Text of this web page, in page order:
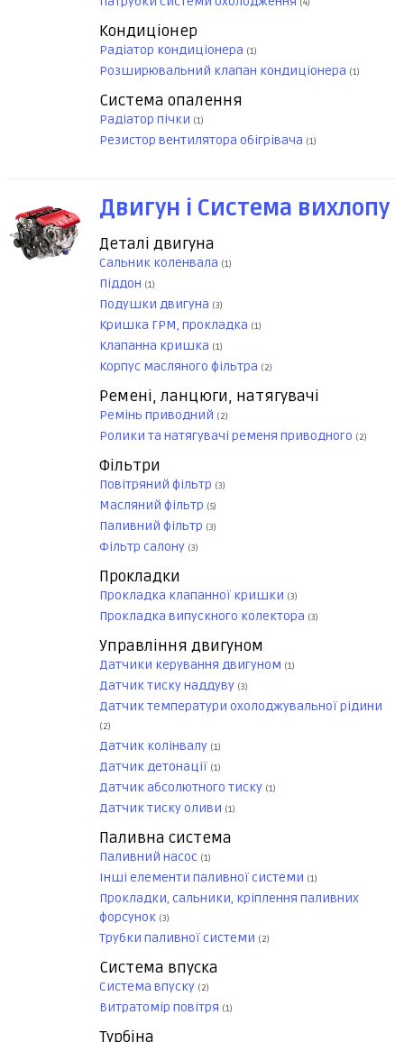
(4)
Кондиціонер
Радіатор кондиціонера (1)
Розширювальний клапан кондиціонера (1)
Система опалення
Радіатор пічки (1)
Резистор вентилятора обігрівача (1)
Двигун і Система вихлопу
Деталі двигуна
Сальник коленвала (1)
Піддон (1)
Подушки двигуна (3)
Кришка ГРМ, прокладка (1)
Клапанна кришка (1)
Корпус масляного фільтра (2)
Ремені, ланцюги, натягувачі
Ремінь приводний (2)
Ролики та натягувачі ременя приводного (2)
Фільтри
Повітряний фільтр (3)
Масляний фільтр (5)
Паливний фільтр (3)
Фільтр салону (3)
Прокладки
Прокладка клапанної кришки (3)
Прокладка випускного колектора (3)
Управління двигуном
Датчики керування двигуном (1)
Датчик тиску наддуву (3)
Датчик температури охолоджувальної рідини
(2)
Датчик колінвалу (1)
Датчик детонації (1)
Датчик абсолютного тиску (1)
Датчик тиску оливи (1)
Паливна система
Паливний насос (1)
Інші елементи паливної системи (1)
Прокладки, сальники, кріплення паливних
форсунок (3)
Трубки паливної системи (2)
Система впуска
Система впуску (2)
Витратомір повітря (1)
Турбіна